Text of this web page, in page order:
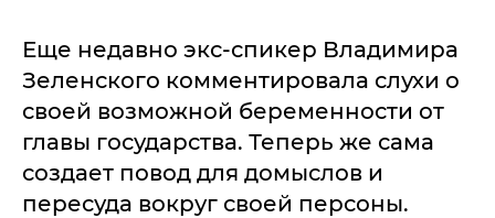
Еще недавно экс-спикер Владимира
Зеленского комментировала слухи о
своей возможной беременности от
главы государства. Теперь же сама
создает повод для домыслов и
пересуда вокруг своей персоны.